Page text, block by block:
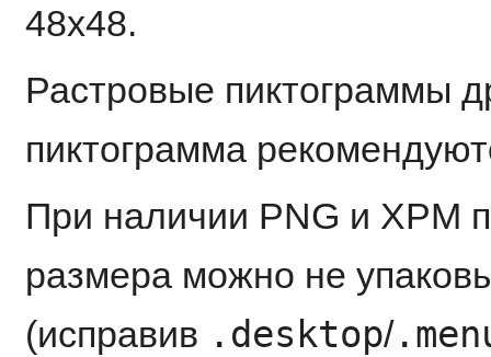
48x48.
Растровые пиктограммы
пиктограмма
При наличии PNG и XPM
размера можно не
(исправив .desktop/